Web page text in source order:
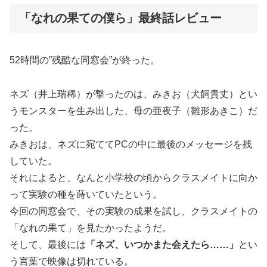
「なれの果ての僕ら」最終話レビュー
52時間の”残酷な同窓会”が終った。
ネズ（井上瑞稀）が撃ったのは、みきお（犬飼貴丈）とい
うモンスターを生み出した、母の亜夜子（雛形あきこ）だ
った。
みきおは、ネズに宛ててPCの中に最後のメッセージを残
していた。
それによると、なんと小学校の頃からクラスメイトに向か
って実験の種を蒔いていたという。
今回の同窓会で、その実験の成果を試し、クラスメイトの
「なれの果て」を見たかったようだ。
そして、最後には 「ネズ、いつかまた会えたら……」
とい
う言葉で映像は切れている。